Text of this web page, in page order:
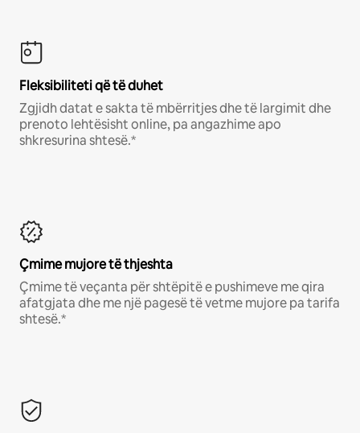
Fleksibiliteti që të duhet
Zgjidh datat e sakta të mbërritjes dhe të largimit dhe
prenoto lehtësisht online, pa angazhime apo
shkresurina shtesë.*
Çmime mujore të thjeshta
Çmime të veçanta për shtëpitë e pushimeve me qira
afatgjata dhe me një pagesë të vetme mujore pa tarifa
shtesë.*